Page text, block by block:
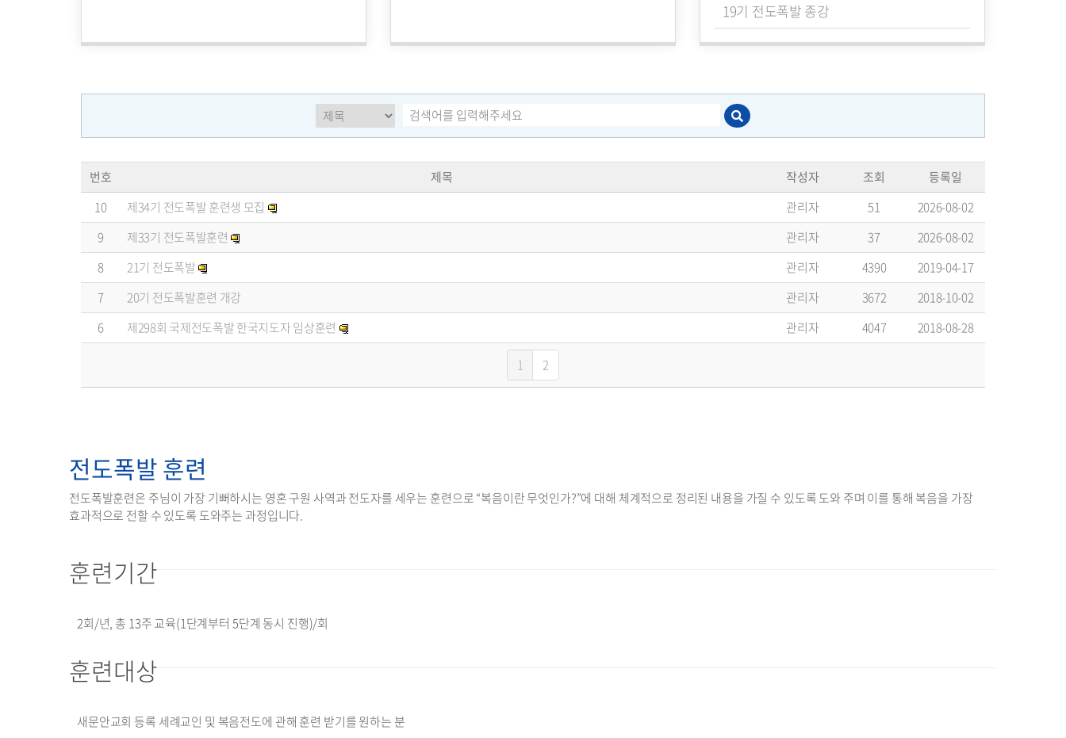
19기 전도폭발 종강
번호 제목 작성자 조회
등록일
10
제34기 전도폭발 훈련생 모집 관리자 51
2026-08-02
9
제33기 전도폭발훈련 관리자 37
2026-08-02
8
21기 전도폭발 관리자 4390
2019-04-17
7
20기 전도폭발훈련 개강 관리자 3672
2018-10-02
6
제298회 국제전도폭발 한국지도자 임상훈련 관리자 4047 2018-08-28
1 2
전도폭발 훈련
전도폭발훈련은 주님이 가장 기뻐하시는 영혼 구원 사역과 전도자를 세우는 훈련으로 “복음이란 무엇인가?”에 대해 체계적으로 정리된 내용을 가질 수 있도록 도와 주며 이를 통해 복음을 가장
효과적으로 전할 수 있도록 도와주는 과정입니다.
훈련기간
2회/년, 총 13주 교육(1단계부터 5단계 동시 진행)/회
훈련대상
새문안교회 등록 세례교인 및 복음전도에 관해 훈련 받기를 원하는 분